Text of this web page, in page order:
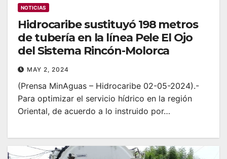
NOTICIAS
Hidrocaribe sustituyó 198 metros
de tubería en la línea Pele El Ojo
del Sistema Rincón-Molorca
MAY 2, 2024
(Prensa MinAguas – Hidrocaribe 02-05-2024).-
Para optimizar el servicio hídrico en la región
Oriental, de acuerdo a lo instruido por…